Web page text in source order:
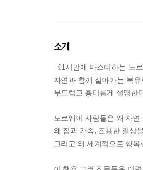
소개
《1시간에 마스터하는 노
자연과 함께 살아가는 북
부드럽고 흥미롭게 설명한
노르웨이 사람들은 왜 자
왜 집과 가족, 조용한 일상
그리고 왜 세계적으로 행